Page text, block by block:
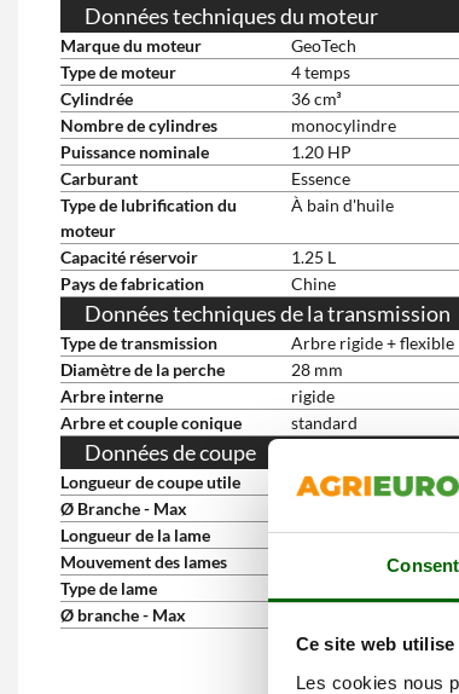
Ce site web
Les cookies nous
Données techniques du moteur
Marque du moteur
GeoTech
Type de moteur
4 temps
Cylindrée
36 cm³
Nombre de cylindres
monocylindre
Puissance nominale
1.20 HP
Carburant
Essence
Type de lubrification du
moteur
À bain d'huile
Capacité réservoir
1.25 L
Pays de fabrication
Chine
Données techniques de la transmission
Type de transmission
Arbre rigide + flexible
Diamètre de la perche
28 mm
Arbre interne
rigide
Arbre et couple conique
standard
Données de coupe
Longueur de coupe utile
56 cm
Ø Branche - Max
Longueur de la lame
30 cm
Mouvement des lames
Double lame inversé
Type de lame
Ø branche - Max